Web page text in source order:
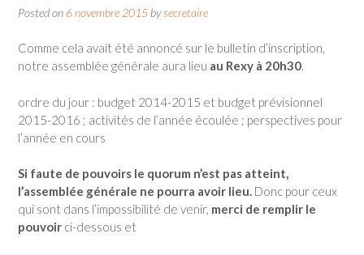
Posted on 6 novembre 2015 bysecretaire
Comme cela avait été annoncé sur le bulletin d’inscription,
notre assemblée générale aura lieu au Rexy à 20h30.
ordre du jour : budget 2014-2015 et budget prévisionnel
2015-2016 ; activités de l’année écoulée ; perspectives pour
l’année en cours
Si faute de pouvoirs le quorum n’est pas atteint,
l’assemblée générale ne pourra avoir lieu. Donc pour ceux
qui sont dans l’impossibilité de venir, merci de remplir le
pouvoir ci-dessous et